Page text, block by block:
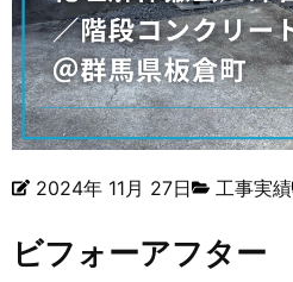
2024年 11月 27日 工事実績
ビフォーアフター